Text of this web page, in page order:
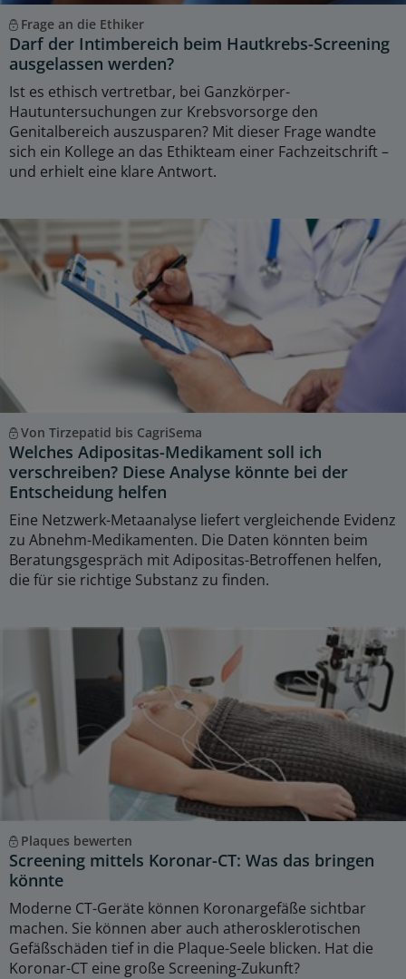
Frage an die Ethiker
Darf der Intimbereich beim Hautkrebs-Screening
ausgelassen werden?
Ist es ethisch vertretbar, bei Ganzkörper-
Hautuntersuchungen zur Krebsvorsorge den
Genitalbereich auszusparen? Mit dieser Frage wandte
sich ein Kollege an das Ethikteam einer Fachzeitschrift –
und erhielt eine klare Antwort.
Von Tirzepatid bis CagriSema
Welches Adipositas-Medikament soll ich
verschreiben? Diese Analyse könnte bei der
Entscheidung helfen
Eine Netzwerk-Metaanalyse liefert vergleichende Evidenz
zu Abnehm-Medikamenten. Die Daten könnten beim
Beratungsgespräch mit Adipositas-Betroffenen helfen,
die für sie richtige Substanz zu finden.
Plaques bewerten
Screening mittels Koronar-CT: Was das bringen
könnte
Moderne CT-Geräte können Koronargefäße sichtbar
machen. Sie können aber auch atherosklerotischen
Gefäßschäden tief in die Plaque-Seele blicken. Hat die
Koronar-CT eine große Screening-Zukunft?